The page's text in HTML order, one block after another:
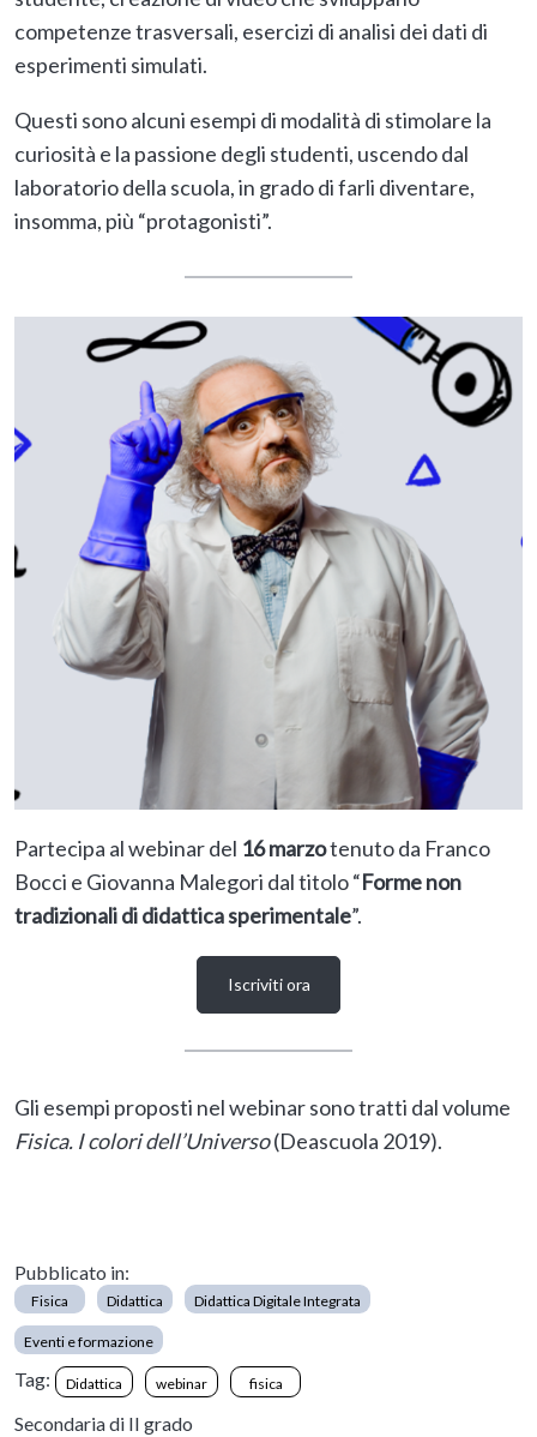
competenze trasversali, esercizi di analisi dei dati di
esperimenti simulati.
Questi sono alcuni esempi di modalità di stimolare la
curiosità e la passione degli studenti, uscendo dal
laboratorio della scuola, in grado di farli diventare,
insomma, più “protagonisti”.
Partecipa al webinar del 16 marzotenuto da Franco
Bocci e Giovanna Malegori dal titolo “Forme non
tradizionali di didattica sperimentale”.
Iscriviti ora
Gli esempi proposti nel webinar sono tratti dal volume
Fisica. I colori dell’Universo(Deascuola 2019).
Pubblicato in:
Fisica Didattica Didattica Digitale Integrata
Eventi e formazione
Tag: Didattica webinar fisica
Secondaria di II grado